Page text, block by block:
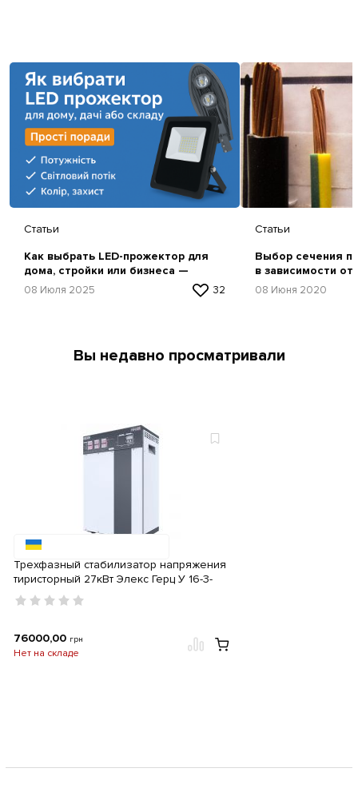
Статьи
Как выбрать LED-прожектор для
дома, стройки или бизнеса —
простая инструкция
08 Июля 2025 32
Статьи
Выбор сечения
в зависимости
08 Июня 2020
Вы недавно просматривали
Трехфазный стабилизатор напряжения
тиристорный 27кВт Элекс Герц У 16-3-
40А v3.0
76000,00 грн
Нет на складе